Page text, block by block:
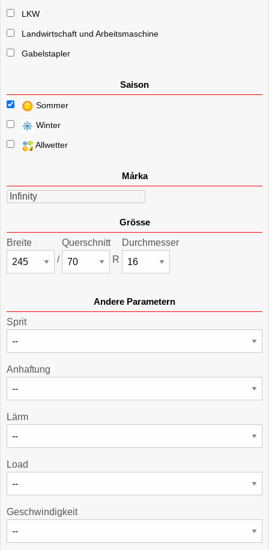
LKW
Landwirtschaft und Arbeitsmaschine
Gabelstapler
Saison
Sommer
Winter
Allwetter
Márka
Infinity
Grösse
Breite
/
Querschnitt
R
Durchmesser
Andere Parametern
Sprit
Anhaftung
Lärm
Load
Geschwindigkeit